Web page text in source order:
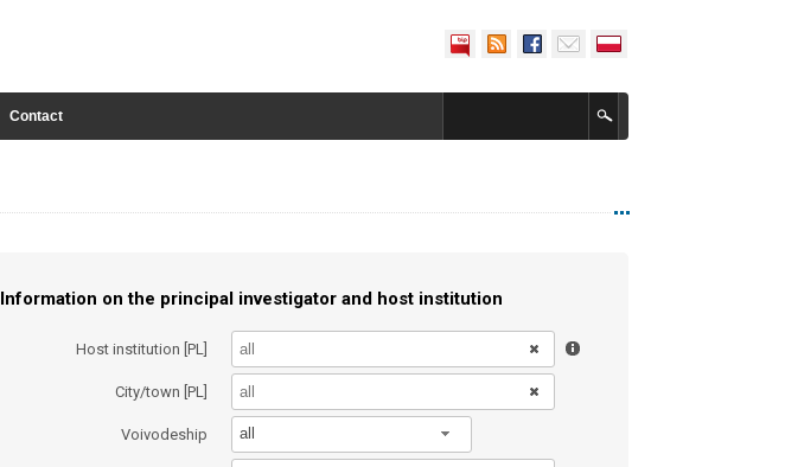
Contact
Information on the principal investigator and host institution
Host institution [PL]
City/town [PL]
Voivodeship all